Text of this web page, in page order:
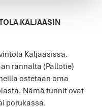
KALJAASIN
Kaljaasissa.
rannalta (Pallotie)
ostetaan oma
Nämä tunnit ovat
porukassa.